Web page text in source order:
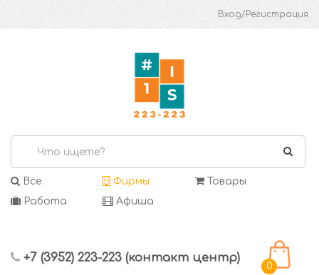
Вход/Регистрация
Все Фирмы
Товары
Работа
Афиша
+7 (3952) 223-223 (контакт центр)
0